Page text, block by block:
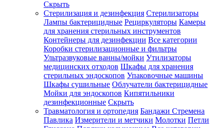
Скрыть
Стерилизация и дезинфекция Стерилизаторы
Лампы бактерицидные Рециркуляторы Камеры
для хранения стерильных инструментов
Контейнеры для дезинфекции Все категории
Коробки стерилизационные и фильтры
Ультразвуковые ванны/мойки Утилизаторы
медицинских отходов Шкафы для хранения
стерильных эндоскопов Упаковочные машины
Шкафы сушильные Облучатели бактерицидные
Мойки для эндоскопов Кипятильники
дезинфекционные Скрыть
Травматология и ортопедия Бандажи Стремена
Павлика Измерители и метчики Молотки Петли